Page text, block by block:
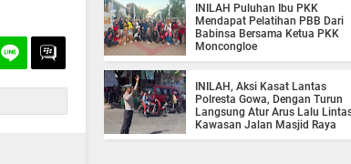
INILAH Puluhan Ibu PKK
Mendapat Pelatihan PBB Dari
Babinsa Bersama Ketua PKK
Moncongloe
INILAH, Aksi Kasat Lantas
Polresta Gowa, Dengan Turun
Langsung Atur Arus Lalu
Kawasan Jalan Masjid Raya